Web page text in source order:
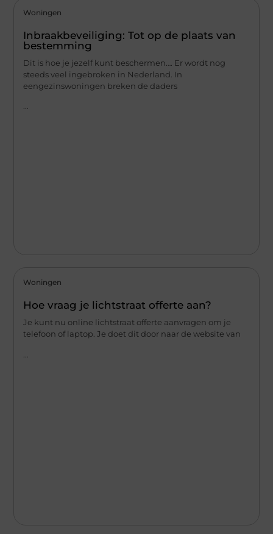
Woningen
Inbraakbeveiliging: Tot op de plaats van
bestemming
Dit is hoe je jezelf kunt beschermen…. Er wordt nog
steeds veel ingebroken in Nederland. In
eengezinswoningen breken de daders
...
Woningen
Hoe vraag je lichtstraat offerte aan?
Je kunt nu online lichtstraat offerte aanvragen om je
telefoon of laptop. Je doet dit door naar de website van